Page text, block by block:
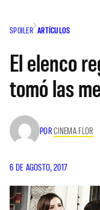
SPOILER ARTÍCULOS
El elenco
tomó las
PORCINEMA FLOR
6 DE AGOSTO, 2017